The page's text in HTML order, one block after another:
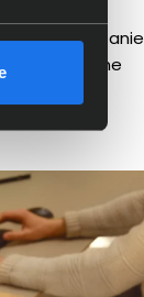
Rozwiązanie
odwracane